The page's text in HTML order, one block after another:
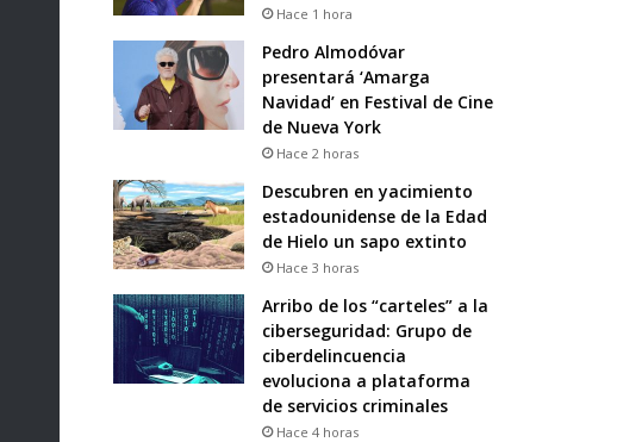
Hace 1 hora
Pedro Almodóvar
presentará ‘Amarga
Navidad’ en Festival de Cine
de Nueva York
Hace 2 horas
Descubren en yacimiento
estadounidense de la Edad
de Hielo un sapo extinto
Hace 3 horas
Arribo de los “carteles” a la
ciberseguridad: Grupo de
ciberdelincuencia
evoluciona a plataforma
de servicios criminales
Hace 4 horas